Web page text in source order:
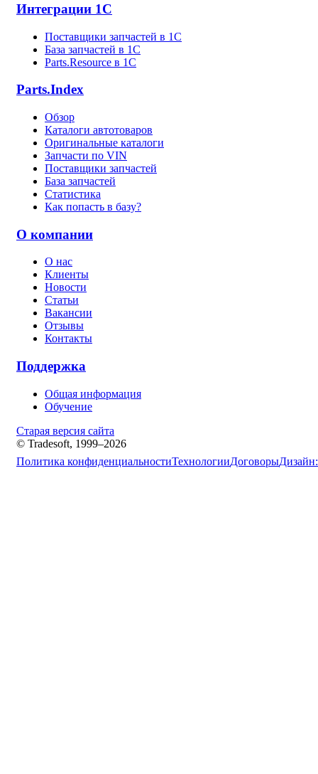
Интеграции 1С
Поставщики запчастей в 1C
База запчастей в 1С
Parts.Resource в 1C
Parts.Index
Обзор
Каталоги автотоваров
Оригинальные каталоги
Запчасти по VIN
Поставщики запчастей
База запчастей
Статистика
Как попасть в базу?
О компании
О нас
Клиенты
Новости
Статьи
Вакансии
Отзывы
Контакты
Поддержка
Общая информация
Обучение
Старая версия сайта
© Tradesoft, 1999–2026
Политика конфиденциальностиТехнологииДоговорыДизайн: